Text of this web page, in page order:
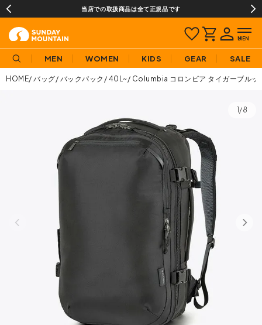
当店での取扱商品は全て正規品です
MEN WOMEN KIDS GEAR SALE
HOME バッグ バックパック 40L~ Columbia コロンビア タイガーブル
1/8